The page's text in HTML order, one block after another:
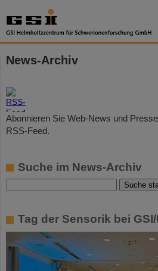
News-Archiv
Abonnieren Sie Web-News und
RSS-Feed.
Suche im News-Archiv
Tag der Sensorik bei GSI/